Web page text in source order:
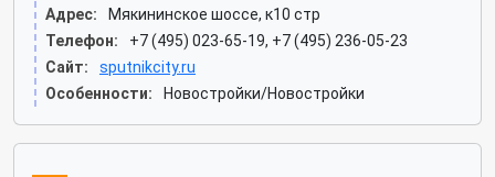
Адрес:
Мякининское шоссе, к10 стр
Телефон:
+7 (495) 023-65-19, +7 (495) 236-05-23
Сайт:
sputnikcity.ru
Особенности:
Новостройки/Новостройки